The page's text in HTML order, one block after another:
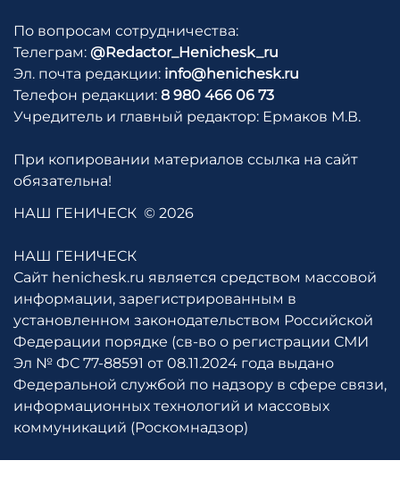
По вопросам сотрудничества:
Телеграм: @Redactor_Henichesk_ru
Эл. почта редакции: info@henichesk.ru
Телефон редакции: 8 980 466 06 73
Учредитель и главный редактор: Ермаков М.В.
При копировании материалов ссылка на сайт
обязательна!
НАШ ГЕНИЧЕСК © 2026
НАШ ГЕНИЧЕСК
Сайт henichesk.ru является средством массовой
информации, зарегистрированным в
установленном законодательством Российской
Федерации порядке (св-во о регистрации СМИ
Эл № ФС 77-88591 от 08.11.2024 года выдано
Федеральной службой по надзору в сфере связи,
информационных технологий и массовых
коммуникаций (Роскомнадзор)